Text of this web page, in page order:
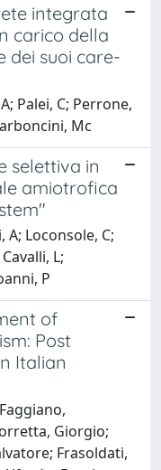
integrata
carico della
dei suoi care-
Palei, C; Perrone,
Mc
selettiva in
amiotrofica
A; Loconsole, C;
L;
P
of
Post
Italian
Giorgio;
Frasoldati,